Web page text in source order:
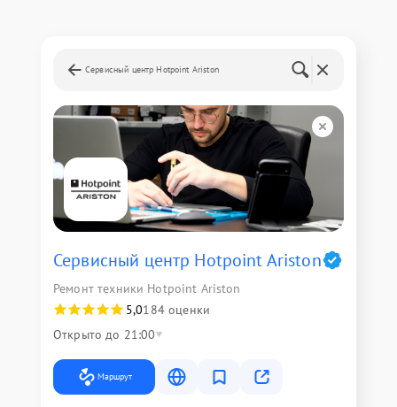
Сервисный центр Hotpoint Ariston
Сервисный центр Hotpoint Ariston
Ремонт техники Hotpoint Ariston
5,0184 оценки
Открыто до 21:00
Маршрут